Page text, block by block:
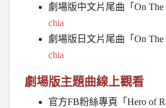
劇場版中文片尾曲「On The
chia
劇場版日文片尾曲「On The
chia
劇場版主題曲線上觀看
官方FB粉絲專頁「Hero of